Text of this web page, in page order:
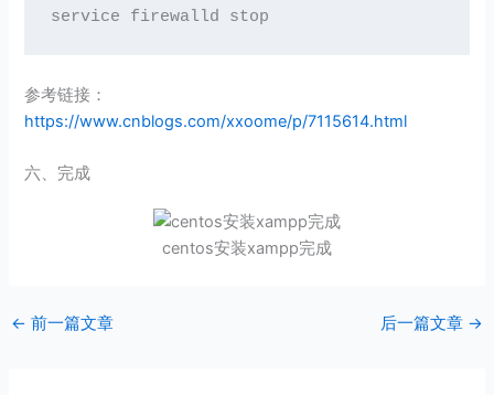
service firewalld stop
参考链接：
https://www.cnblogs.com/xxoome/p/7115614.html
六、完成
centos安装xampp完成
← 前一篇文章 后一篇文章 →